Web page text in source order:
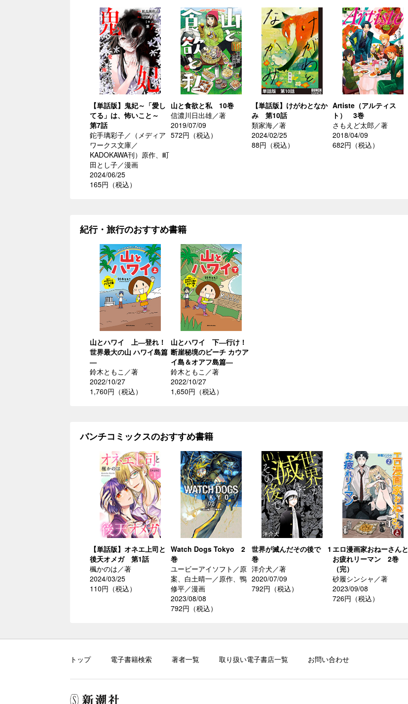
【単話版】鬼妃～「愛し
てる」は、怖いこと～
第7話
鉈手璃彩子／（メディア
ワークス文庫／
KADOKAWA刊）原作、町
田とし子／漫画
2024/06/25
165円（税込）
山と食欲と私 10巻
信濃川日出雄／著
2019/07/09
572円（税込）
【単話版】けがわとなか
み 第10話
類家海／著
2024/02/25
88円（税込）
Artiste（アルティス
ト） 3巻
さもえど太郎／著
2018/04/09
682円（税込）
紀行・旅行のおすすめ書籍
山とハワイ 上―登れ！
世界最大の山 ハワイ島篇
―
鈴木ともこ／著
2022/10/27
1,760円（税込）
山とハワイ 下―行け！
断崖秘境のビーチ カウア
イ島＆オアフ島篇―
鈴木ともこ／著
2022/10/27
1,650円（税込）
バンチコミックスのおすすめ書籍
【単話版】オネエ上司と
後天オメガ 第1話
楓かのは／著
2024/03/25
110円（税込）
Watch Dogs Tokyo 2
巻
ユービーアイソフト／原
案、白土晴一／原作、鴨
修平／漫画
2023/08/08
792円（税込）
世界が滅んだその後で 1
巻
洋介犬／著
2020/07/09
792円（税込）
エロ漫画家おねーさんと
お疲れリーマン 2巻
（完）
砂履シンシャ／著
2023/09/08
726円（税込）
トップ 電子書籍検索 著者一覧 取り扱い電子書店一覧 お問い合わせ